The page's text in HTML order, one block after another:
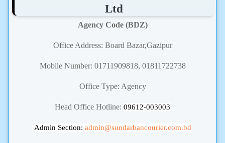
Ltd
Agency Code (BDZ)
Office Address: Board Bazar,Gazipur
Mobile Number: 01711909818, 01811722738
Office Type: Agency
Head Office Hotline: 09612-003003
Admin Section: admin@sundarbancourier.com.bd